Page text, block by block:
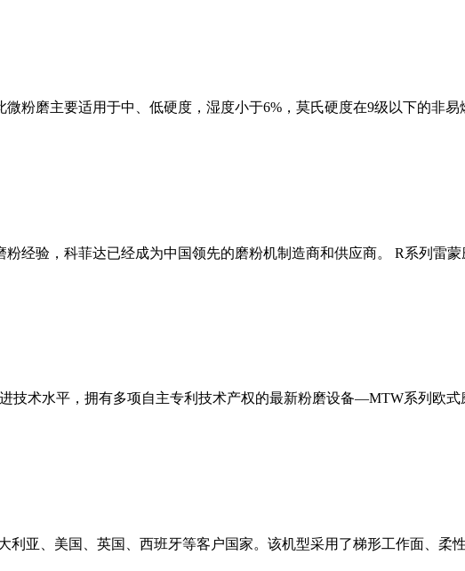
粉磨主要适用于中、低硬度，湿度小于6%，莫氏硬度在9级以下的非
经验，科菲达已经成为中国领先的磨粉机制造商和供应商。 R系列雷
技术水平，拥有多项自主专利技术产权的最新粉磨设备—MTW系列欧
利亚、美国、英国、西班牙等客户国家。该机型采用了梯形工作面、柔